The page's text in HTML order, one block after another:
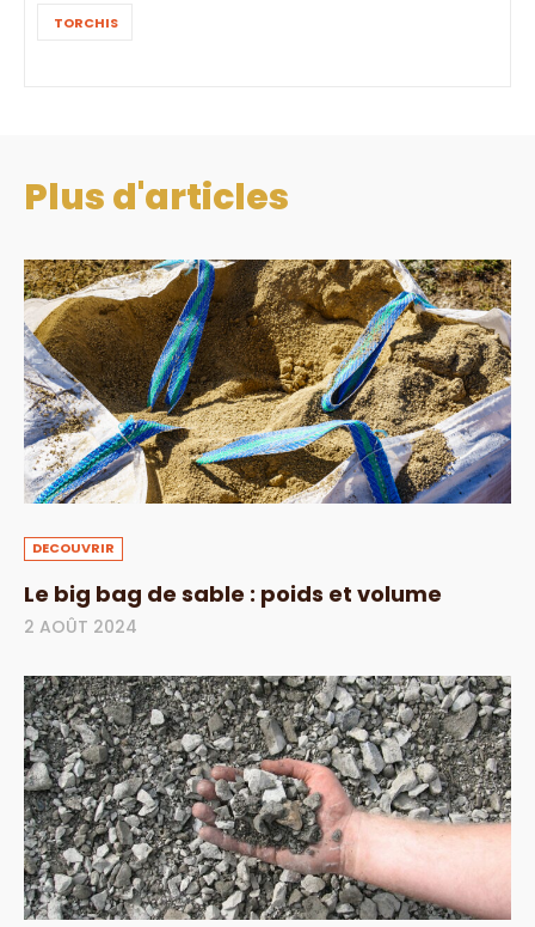
TORCHIS
Plus d'articles
DECOUVRIR
Le big bag de sable : poids et volume
2 AOÛT 2024